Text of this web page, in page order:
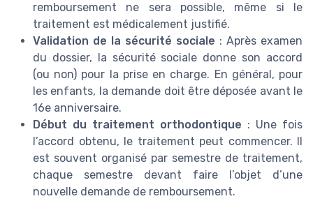
remboursement ne sera possible, même si le
traitement est médicalement justifié.
Validation de la sécurité sociale : Après examen
du dossier, la sécurité sociale donne son accord
(ou non) pour la prise en charge. En général, pour
les enfants, la demande doit être déposée avant le
16e anniversaire.
Début du traitement orthodontique : Une fois
l’accord obtenu, le traitement peut commencer. Il
est souvent organisé par semestre de traitement,
chaque semestre devant faire l’objet d’une
nouvelle demande de remboursement.